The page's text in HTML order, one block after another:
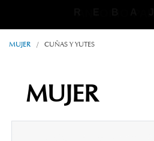
MUJER / CUÑAS Y YUTES
MUJER